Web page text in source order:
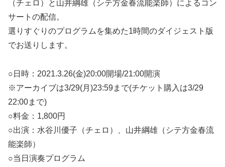
（チェロ）と山井綱雄（シテ方金春流能楽師）によるコン
サートの配信。
選りすぐりのプログラムを集めた1時間のダイジェスト版
でお送りします。
○日時：2021.3.26(金)20:00開場/21:00開演
※アーカイブは3/29(月)23:59まで(チケット購入は3/29
22:00まで)
○料金：1,800円
○出演：水谷川優子（チェロ）、山井綱雄（シテ方金春流
能楽師）
○当日演奏プログラム